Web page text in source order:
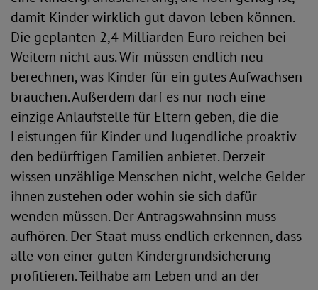
damit Kinder wirklich gut davon leben können.
Die geplanten 2,4 Milliarden Euro reichen bei
Weitem nicht aus. Wir müssen endlich neu
berechnen, was Kinder für ein gutes Aufwachsen
brauchen. Außerdem darf es nur noch eine
einzige Anlaufstelle für Eltern geben, die die
Leistungen für Kinder und Jugendliche proaktiv
den bedürftigen Familien anbietet. Derzeit
wissen unzählige Menschen nicht, welche Gelder
ihnen zustehen oder wohin sie sich dafür
wenden müssen. Der Antragswahnsinn muss
aufhören. Der Staat muss endlich erkennen, dass
alle von einer guten Kindergrundsicherung
profitieren. Teilhabe am Leben und an der